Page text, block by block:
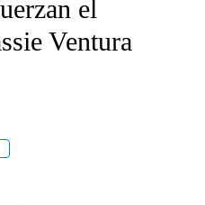
el
Ventura